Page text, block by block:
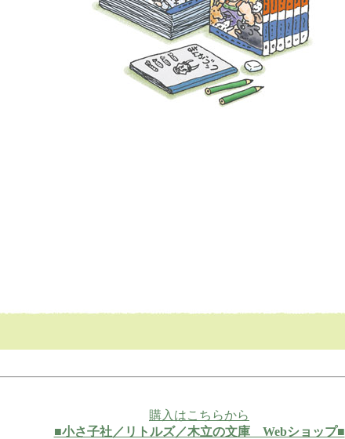
購入はこちらから
■小さ子社／リトルズ／木立の文庫 Webショップ■